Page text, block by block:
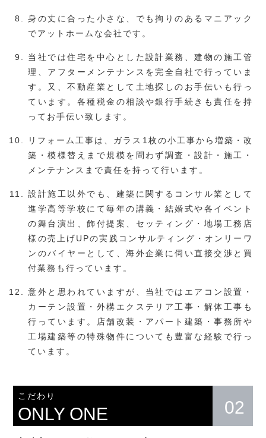
身の丈に合った小さな、でも拘りのあるマニアック
でアットホームな会社です。
当社では住宅を中心とした設計業務、建物の施工管
理、アフターメンテナンスを完全自社で行っていま
す。又、不動産業として土地探しのお手伝いも行っ
ています。各種税金の相談や銀行手続きも責任を持
ってお手伝い致します。
リフォーム工事は、ガラス1枚の小工事から増築・改
築・模様替えまで規模を問わず調査・設計・施工・
メンテナンスまで責任を持って行います。
設計施工以外でも、建築に関するコンサル業として
進学高等学校にて毎年の講義・結婚式や各イベント
の舞台演出、飾付提案、セッティング・地場工務店
様の売上げUPの実践コンサルティング・オンリーワ
ンのバイヤーとして、海外企業に伺い直接交渉と買
付業務も行っています。
意外と思われていますが、当社ではエアコン設置・
カーテン設置・外構エクステリア工事・解体工事も
行っています。店舗改装・アパート建築・事務所や
工場建築等の特殊物件についても豊富な経験で行っ
ています。
こだわり
ONLY ONE 02